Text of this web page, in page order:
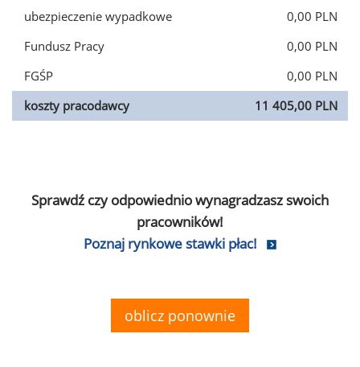
ubezpieczenie wypadkowe
0,00 PLN
Fundusz Pracy
0,00 PLN
FGŚP
0,00 PLN
koszty pracodawcy
11 405,00 PLN
Sprawdź czy odpowiednio wynagradzasz swoich
pracowników!
Poznaj rynkowe stawki płac!
oblicz ponownie